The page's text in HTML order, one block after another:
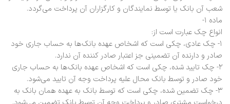
شعب آن بانک یا توسط نمایندگان و کارگزاران آن پرداخت می‌گردد.
ماده ۱-
انواع چک عبارت است از:
۱- چک عادی، چکی است که اشخاص عهده بانک‌ها به حساب جاری خود
صادر و دارنده آن تضمینی جز اعتبار صادر کننده آن ندارد.
۲- چک تایید شده، چکی است که اشخاص عهده بانک‌ها به حساب جاری
خود صادر و توسط بانک محال علیه پرداخت وجه آن تایید می‌شود.
۳- چک تضمین شده، چکی است که توسط بانک به عهده‌‌ همان بانک به